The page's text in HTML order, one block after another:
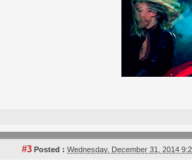
#3 Posted : Wednesday, December 31, 2014